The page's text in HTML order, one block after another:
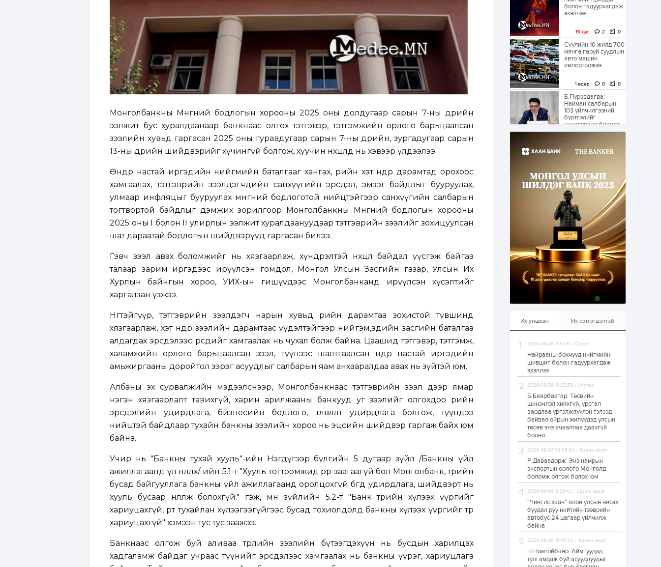
Монголбанкны Мөнгөний бодлогын хорооны 2025 оны долдугаар сарын 7-ны өдрийн
ээлжит бус хуралдаанаар банкнаас олгох тэтгэвэр, тэтгэмжийн орлого барьцаалсан
зээлийн хувьд гаргасан 2025 оны гуравдугаар сарын 7-ны өдрийн, зургадугаар сарын
13-ны өдрийн шийдвэрийг хүчингүй болгож, хуучин нөхцөлд нь хэвээр үлдээлээ.
Өндөр настай иргэдийн нийгмийн баталгааг хангах, өрийн хэт өндөр дарамтад орохоос
хамгаалах, тэтгэврийн зээлдэгчдийн санхүүгийн эрсдэл, эмзэг байдлыг бууруулах,
улмаар инфляцыг бууруулах мөнгөний бодлоготой нийцтэйгээр санхүүгийн салбарын
тогтвортой байдлыг дэмжих зорилгоор Монголбанкны Мөнгөний бодлогын хорооны
2025 оны I болон II улирлын ээлжит хуралдаануудаар тэтгэврийн зээлийг зохицуулсан
шат дараатай бодлогын шийдвэрүүд гаргасан билээ.
Гэвч зээл авах боломжийг нь хязгаарлаж, хүндрэлтэй нөхцөл байдал үүсгэж байгаа
талаар зарим иргэдээс ирүүлсэн гомдол, Монгол Улсын Засгийн газар, Улсын Их
Хурлын байнгын хороо, УИХ-ын гишүүдээс Монголбанканд ирүүлсэн хүсэлтийг
харгалзан үзжээ.
Нөгөөтэйгүүр, тэтгэврийн зээлдэгч нарын хувьд өрийн дарамтаа зохистой түвшинд
хязгаарлаж, хэт өндөр зээлийн дарамтаас үүдэлтэйгээр нийгэм,эдийн засгийн баталгаа
алдагдах эрсдэлээс өөрсдийгөө хамгаалах нь чухал болж байна. Цаашид тэтгэвэр, тэтгэмж,
халамжийн орлого барьцаалсан зээл, түүнээс шалтгаалсан өндөр настай иргэдийн
амьжиргааны доройтол зэрэг асуудлыг салбарын яам анхааралдаа авах нь зүйтэй юм.
Албаны эх сурвалжийн мэдээлснээр, Монголбанкнаас тэтгэврийн зээл дээр ямар
нэгэн хязгаарлалт тавихгүй, харин арилжааны банкууд уг зээлийг олгохдоо өөрийн
эрсдэлийн удирдлага, бизнесийн бодлого, төлөвлөлтөө удирдлага болгож, түүндээ
нийцтэй байдлаар тухайн банкны зээлийн хороо нь эцсийн шийдвэр гаргаж байх юм
байна.
Учир нь "Банкны тухай хууль"-ийн Нэгдүгээр бүлгийн 5 дугаар зүйл /Банкны үйл
ажиллагаанд үл нөлөөлөх/-ийн 5.1-т "Хууль тогтоомжид өөрөөр заагаагүй бол Монголбанк, төрийн
бусад байгууллага банкны үйл ажиллагаанд оролцохгүй бөгөөд удирдлага, шийдвэрт нь
хууль бусаар нөлөөлж болохгүй." гэж, мөн зүйлийн 5.2-т "Банк төрийн хүлээх үүргийг
хариуцахгүй, өөртөө тухайлан хүлээгээгүйгээс бусад тохиолдолд банкны хүлээх үүргийг төр
хариуцахгүй" хэмээн тус тус заажээ.
Банкнаас олгож буй аливаа төрлийн зээлийн бүтээгдэхүүн нь бусдын харилцах
хадгаламж байдаг учраас түүнийг эрсдэлээс хамгаалах нь банкны үүрэг, хариуцлага
болон гадуурхагдаж
эхэллээ
15 цаг 2 0
Сүүлийн 10 жилд 700
мянга гаруй суудлын
авто машин
импортолжээ
1 өдөр 0 0
Б.Пүрэвдагва:
Найман салбарын
103 үйлчилгээний
бүртгэлийг
цуцалснаар бизнес
эрхлэхэд таатай...
Долдугаар сард
709.503 зөрчил
1 өдөр 0 0
Цалинтай ээжийн 50
мянган төгрөгийн
тэтгэмжийг 500
мянгад хүргэх
өргөдөлд санал авч
эхэлжээ
1 өдөр 2 0
Б.Түмэн-Өлзий: Олон
улсад хуримтлуулсан
мэдлэг, туршлагаа эх
орныхоо хөгжилд
зориулна
Алтны үнэ дөрвөн
өсөж байна
1 өдөр
Худалдагч
Н.Амарзаяа:
хуудастай өрийн
дэвтэр долоо хоногт
1 өдөр
Б.Хулан дэлхийн
аварга боллоо
1 өдөр 0
Р.Даваадорж: Энэ
намрын экспортын
орлого Монголд
боломж олгож болох
юм
1 өдөр 0 2
Автомашины улсын
дугаар сондгой
өнөөдөр шатахуун
авна
1 өдөр 0
Их уншсан Их сэтгэгдэлтэй
2026-08-08 11:32:31 / Спорт
Найрааны бөхчүүд нийгмийн
шившиг болон гадуурхагдаж
эхэллээ
2026-08-06 10:32:53 / Улстөр
Б.Баярбаатар: Төсвийн
шинэчлэл хийхгүй, урсгал
зардлаа үргэлжлүүлэн тэлээд
байвал ойрын жилүүдэд улсын
төсөв энэ ачааллаа даахгүй
болно
2026-08-07 09:45:04 / Эдийн засаг
Р.Даваадорж: Энэ намрын
экспортын орлого Монголд
боломж олгож болох юм
2026-08-06 11:26:43 / Эдийн засаг
“Чингис хаан” олон улсын нисэх
буудал руу нийтийн тээврийн
автобус 24 цагаар үйлчилж
байна
2026-08-06 16:45:32 / Эдийн засаг
Н.Номтойбаяр: Аймгуудад
тулгамдаж буй асуудлуудыг